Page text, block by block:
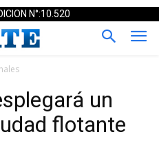
N°:10.520
un
flotante